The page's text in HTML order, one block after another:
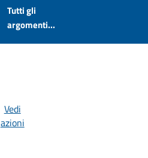
Tutti gli
argomenti...
Vedi
azioni